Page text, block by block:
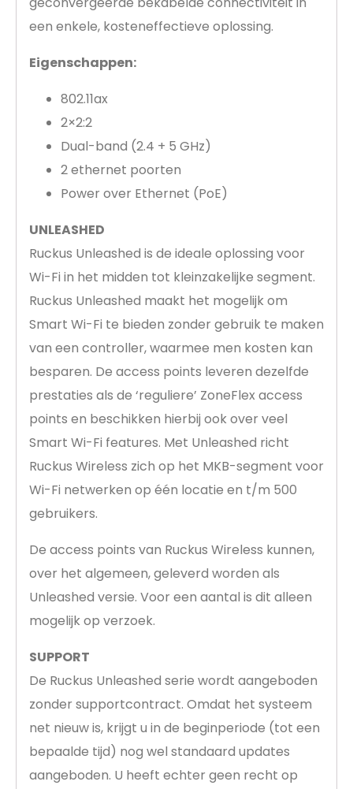
een enkele, kosteneffectieve oplossing.
Eigenschappen:
802.11ax
2×2:2
Dual-band (2.4 + 5 GHz)
2 ethernet poorten
Power over Ethernet (PoE)
UNLEASHED
Ruckus Unleashed is de ideale oplossing voor
Wi-Fi in het midden tot kleinzakelijke segment.
Ruckus Unleashed maakt het mogelijk om
Smart Wi-Fi te bieden zonder gebruik te maken
van een controller, waarmee men kosten kan
besparen. De access points leveren dezelfde
prestaties als de ‘reguliere’ ZoneFlex access
points en beschikken hierbij ook over veel
Smart Wi-Fi features. Met Unleashed richt
Ruckus Wireless zich op het MKB-segment voor
Wi-Fi netwerken op één locatie en t/m 500
gebruikers.
De access points van Ruckus Wireless kunnen,
over het algemeen, geleverd worden als
Unleashed versie. Voor een aantal is dit alleen
mogelijk op verzoek.
SUPPORT
De Ruckus Unleashed serie wordt aangeboden
zonder supportcontract. Omdat het systeem
net nieuw is, krijgt u in de beginperiode (tot een
bepaalde tijd) nog wel standaard updates
aangeboden. U heeft echter geen recht op